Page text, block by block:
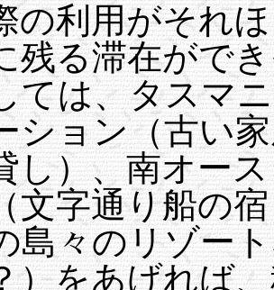
の利用がそれ
残る滞在がで
ては、タスマ
ション（古い
し）、南オー
文字通り船の
島々のリゾー
）をあげれば